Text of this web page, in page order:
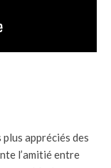
appréciés des
l’amitié entre